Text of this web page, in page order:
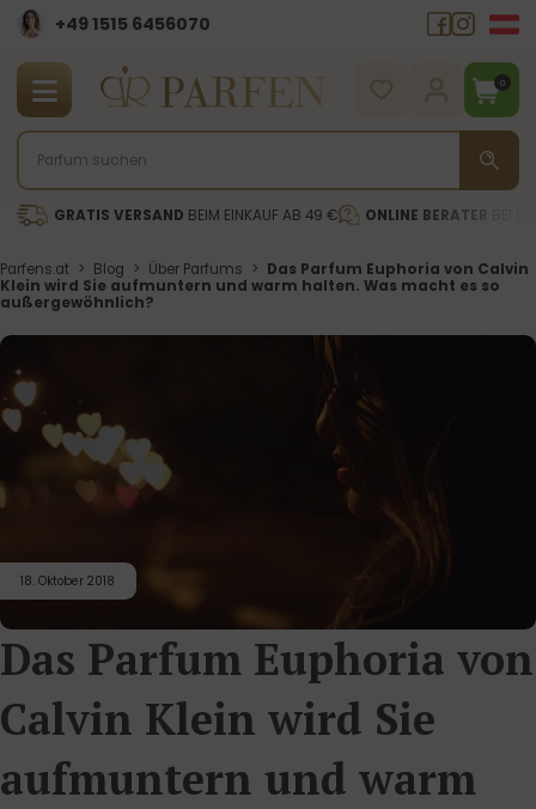
+49 1515 6456070
0
GRATIS VERSAND BEIM EINKAUF AB 49 € ONLINE BERATER
Parfens.at > Blog > Über Parfums > Das Parfum Euphoria von Calvin
Klein wird Sie aufmuntern und warm halten. Was macht es so
außergewöhnlich?
18. Oktober 2018
Das Parfum Euphoria von
Calvin Klein wird Sie
aufmuntern und warm